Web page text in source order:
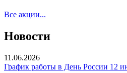
Все акции...
Новости
11.06.2026
График работы в День России 12